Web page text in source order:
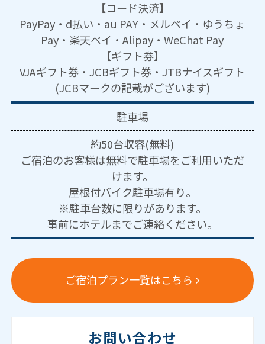
【コード決済】
PayPay・d払い・au PAY・メルペイ・ゆうちょ
Pay・楽天ペイ・Alipay・WeChat Pay
【ギフト券】
VJAギフト券・JCBギフト券・JTBナイスギフト
(JCBマークの記載がございます)
駐車場
約50台収容(無料)
ご宿泊のお客様は無料で駐車場をご利用いただ
けます。
屋根付バイク駐車場有り。
※駐車台数に限りがあります。
事前にホテルまでご連絡ください。
ご宿泊プラン一覧はこちら
お問い合わせ